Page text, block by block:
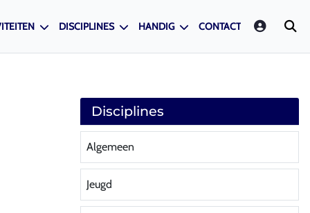
LOGIN
DISCIPLINES HANDIG CONTACT
Disciplines
Algemeen
Jeugd